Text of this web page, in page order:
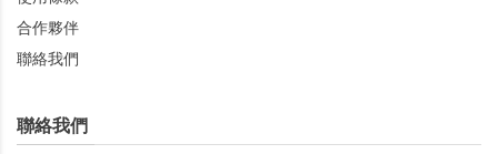
合作夥伴
聯絡我們
聯絡我們